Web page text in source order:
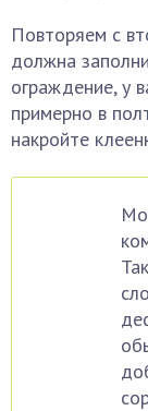
Повторяем с
должна
ограждение, у
примерно в
накройте